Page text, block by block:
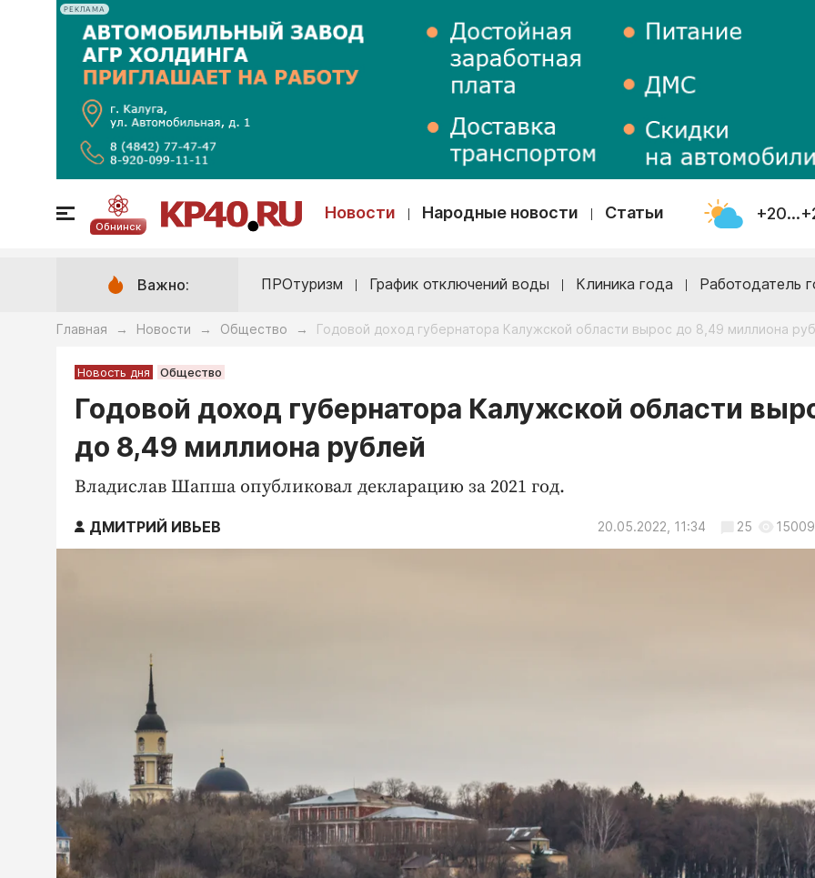
РЕКЛАМА
Обнинск
Новости Народные новости Статьи
Важно: ПРОтуризм График отключений воды Клиника года Работодатель
Главная → Новости → Общество → Годовой доход губернатора Калужской области вырос до 8,49 миллиона
Новость дня Общество
Годовой доход губернатора Калужской области
до 8,49 миллиона рублей
Владислав Шапша опубликовал декларацию за 2021 год.
ДМИТРИЙ ИВЬЕВ 20.05.2022, 11:34 25 15009